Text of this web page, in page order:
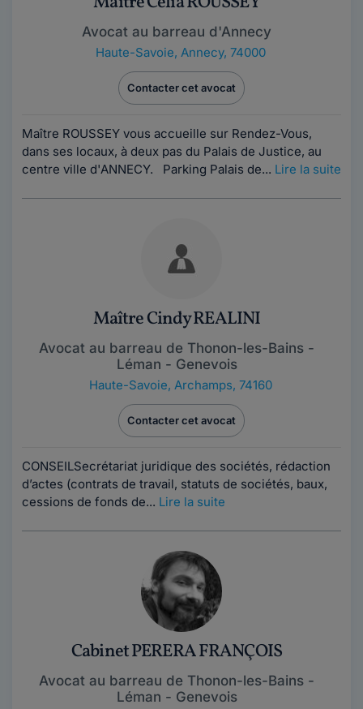
Avocat au barreau d'Annecy
Haute-Savoie, Annecy, 74000
Contacter cet avocat
Maître ROUSSEY vous accueille sur Rendez-Vous,
dans ses locaux, à deux pas du Palais de Justice, au
centre ville d'ANNECY. Parking Palais de... Lire la suite
Maître Cindy REALINI
Avocat au barreau de Thonon-les-Bains -
Léman - Genevois
Haute-Savoie, Archamps, 74160
Contacter cet avocat
CONSEILSecrétariat juridique des sociétés, rédaction
d’actes (contrats de travail, statuts de sociétés, baux,
cessions de fonds de... Lire la suite
Cabinet PERERA FRANÇOIS
Avocat au barreau de Thonon-les-Bains -
Léman - Genevois